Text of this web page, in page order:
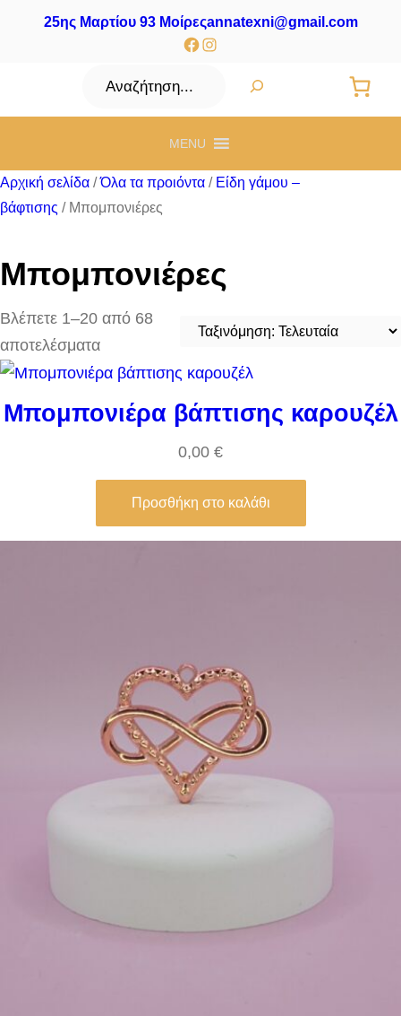
25ης Μαρτίου 93 Μοίρεςannatexni@gmail.com
Facebook
Instagram
Αναζήτηση
MENU
Αρχική σελίδα /Όλα τα προιόντα / Είδη γάμου –
βάφτισης / Μπομπονιέρες
Μπομπονιέρες
Βλέπετε 1–20 από 68
αποτελέσματαSorted
by
Μπομπονιέρα βάπτισης καρουζέλ
0,00 €
Προσθήκη στο καλάθι